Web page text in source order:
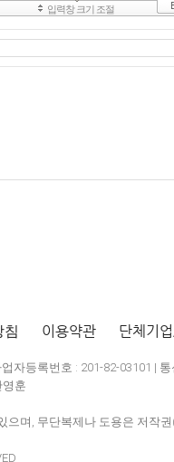
침 이용약관 단체기
자등록번호 : 201-82-03101 |
영훈
며, 무단복제나 도용은 저작